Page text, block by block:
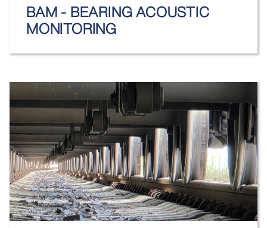
BAM - BEARING ACOUSTIC
MONITORING